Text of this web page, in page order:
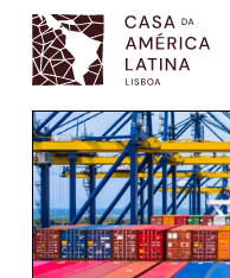
Skip
main
content